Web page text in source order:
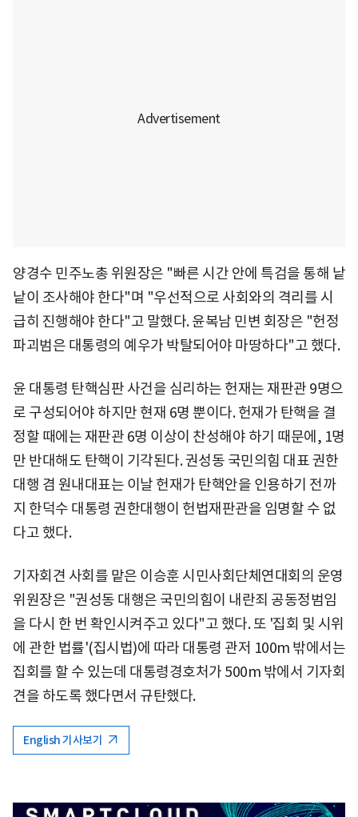
양경수 민주노총 위원장은 "빠른 시간 안에 특검을 통해 낱
낱이 조사해야 한다"며 "우선적으로 사회와의 격리를 시
급히 진행해야 한다"고 말했다. 윤복남 민변 회장은 "헌정
파괴범은 대통령의 예우가 박탈되어야 마땅하다"고 했다.
윤 대통령 탄핵심판 사건을 심리하는 헌재는 재판관 9명으
로 구성되어야 하지만 현재 6명 뿐이다. 헌재가 탄핵을 결
정할 때에는 재판관 6명 이상이 찬성해야 하기 때문에, 1명
만 반대해도 탄핵이 기각된다. 권성동 국민의힘 대표 권한
대행 겸 원내대표는 이날 헌재가 탄핵안을 인용하기 전까
지 한덕수 대통령 권한대행이 헌법재판관을 임명할 수 없
다고 했다.
기자회견 사회를 맡은 이승훈 시민사회단체연대회의 운영
위원장은 "권성동 대행은 국민의힘이 내란죄 공동정범임
을 다시 한 번 확인시켜주고 있다"고 했다. 또 '집회 및 시위
에 관한 법률'(집시법)에 따라 대통령 관저 100m 밖에서는
집회를 할 수 있는데 대통령경호처가 500m 밖에서 기자회
견을 하도록 했다면서 규탄했다.
English 기사보기